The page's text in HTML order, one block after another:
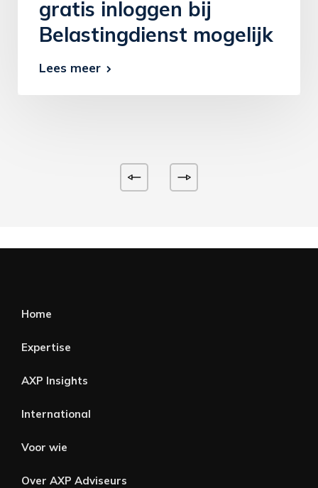
gratis inloggen bij
Belastingdienst mogelijk
Lees meer
Home
Expertise
AXP Insights
International
Voor wie
Over AXP Adviseurs